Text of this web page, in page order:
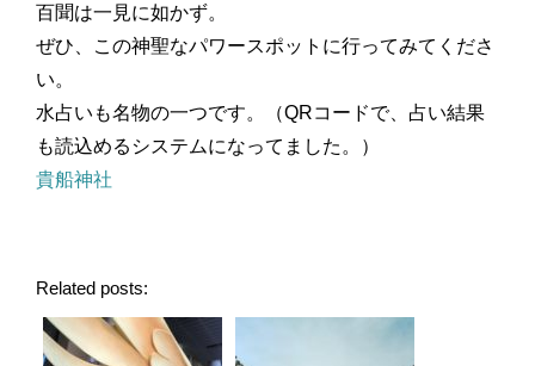
百聞は一見に如かず。
ぜひ、この神聖なパワースポットに行ってみてくださ
い。
水占いも名物の一つです。（QRコードで、占い結果
も読込めるシステムになってました。）
貴船神社
Related posts: